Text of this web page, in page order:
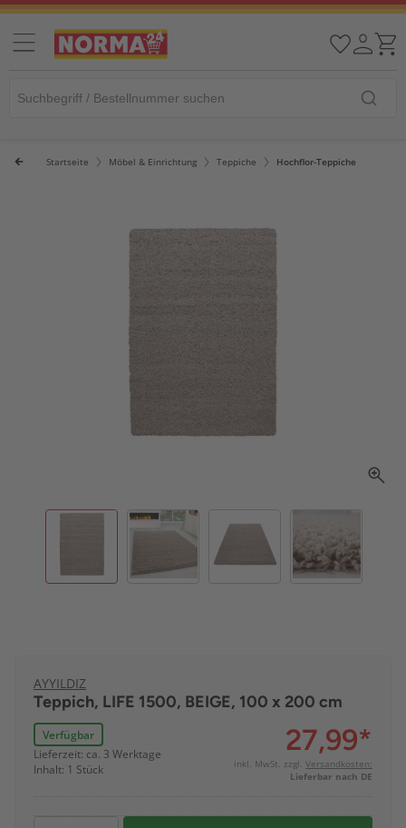
Startseite Möbel & Einrichtung Teppiche Hochflor-Teppiche
AYYILDIZ
Teppich, LIFE 1500, BEIGE, 100 x 200 cm
Verfügbar
Lieferzeit: ca. 3 Werktage
Inhalt: 1 Stück
27,99*
inkl. MwSt. zzgl. Versandkosten:
Lieferbar nach DE